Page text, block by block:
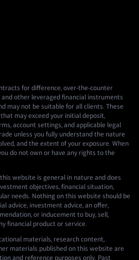
for difference, over-the-counter
other leveraged financial instruments
may not be suitable for all clients. These
may exceed your initial deposit,
account settings, and applicable legal
unless you fully understand the nature
and the extent of your exposure. When
do not own or have any rights to the
website is general in nature and does
objectives, financial situation,
needs. Nothing on this website should be
advice, investment advice, an offer,
or inducement to buy, sell,
financial product or service.
materials, research content,
materials published on this website are
and reference purposes only. Past